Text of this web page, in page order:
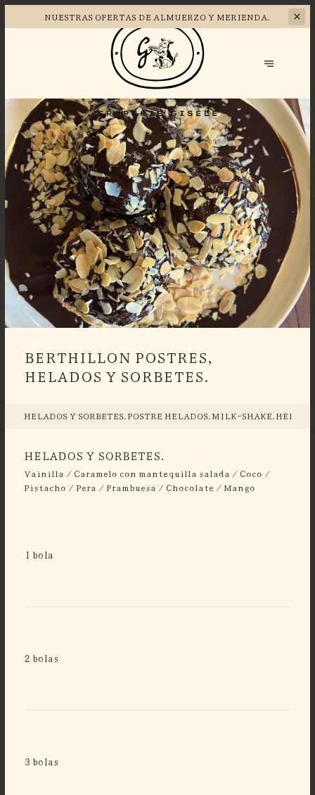
NUESTRAS OFERTAS DE ALMUERZO Y MERIENDA.
BERTHILLON POSTRES,
HELADOS Y SORBETES.
HELADOS Y SORBETES.POSTRE HELADOS.MILK-SHAKE.
HELADOS Y SORBETES.
Vainilla / Caramelo con mantequilla salada / Coco /
Pistacho / Pera / Frambuesa / Chocolate / Mango
1 bola
2 bolas
3 bolas